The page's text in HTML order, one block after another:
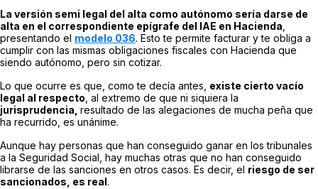
La versión semi legal del alta como autónomo sería darse de
alta en el correspondiente epígrafe del IAE en Hacienda,
presentando el modelo 036. Esto te permite facturar y te obliga a
cumplir con las mismas obligaciones fiscales con Hacienda que
siendo autónomo, pero sin cotizar.
Lo que ocurre es que, como te decía antes, existe cierto vacío
legal al respecto, al extremo de que ni siquiera la
jurisprudencia, resultado de las alegaciones de mucha peña que
ha recurrido, es unánime.
Aunque hay personas que han conseguido ganar en los tribunales
a la Seguridad Social, hay muchas otras que no han conseguido
librarse de las sanciones en otros casos. Es decir, el riesgo de ser
sancionados, es real .